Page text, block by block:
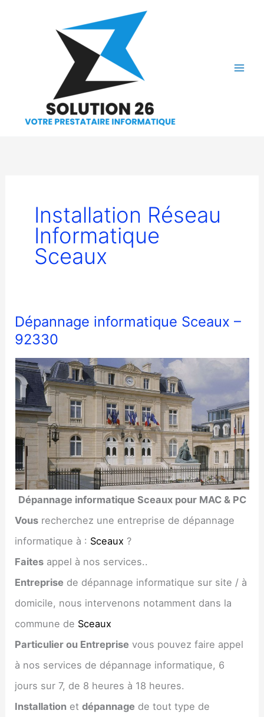
Installation Réseau
Informatique
Sceaux
Dépannage informatique Sceaux –
92330
Dépannage informatique Sceaux pour MAC & PC
Vous recherchez une entreprise de dépannage
informatique à : Sceaux ?
Faites appel à nos services..
Entreprise de dépannage informatique sur site / à
domicile, nous intervenons notamment dans la
commune de Sceaux
Particulier ou Entreprise vous pouvez faire appel
à nos services de dépannage informatique, 6
jours sur 7, de 8 heures à 18 heures.
Installation etdépannage de tout type de